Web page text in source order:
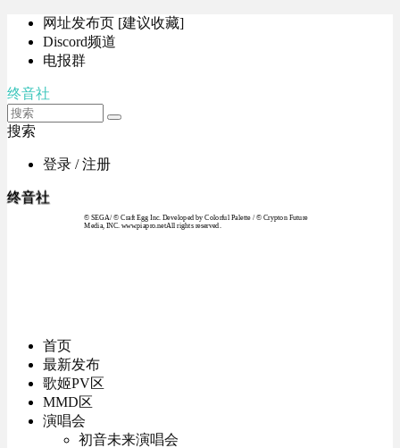
网址发布页 [建议收藏]
Discord频道
电报群
终音社
搜索
登录 / 注册
终音社
© SEGA / © Craft Egg Inc. Developed by Colorful Palette / © Crypton Future
Media, INC. www.piapro.netAll rights reserved.
首页
最新发布
歌姬PV区
MMD区
演唱会
初音未来演唱会